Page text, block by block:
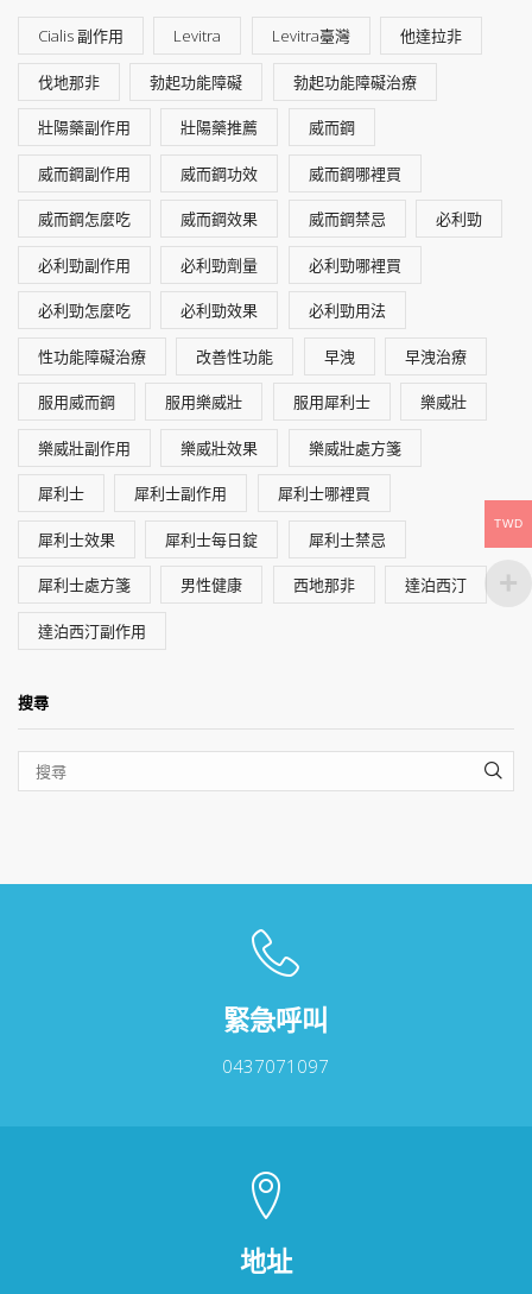
Cialis 副作用 Levitra Levitra臺灣 他達拉非
伐地那非 勃起功能障礙 勃起功能障礙治療
壯陽藥副作用 壯陽藥推薦 威而鋼
威而鋼副作用 威而鋼功效 威而鋼哪裡買
威而鋼怎麼吃 威而鋼效果 威而鋼禁忌 必利勁
必利勁副作用 必利勁劑量 必利勁哪裡買
必利勁怎麼吃 必利勁效果 必利勁用法
性功能障礙治療 改善性功能 早洩 早洩治療
服用威而鋼 服用樂威壯 服用犀利士 樂威壯
樂威壯副作用 樂威壯效果 樂威壯處方箋
犀利士 犀利士副作用 犀利士哪裡買
犀利士效果 犀利士每日錠 犀利士禁忌
犀利士處方箋 男性健康 西地那非 達泊西汀
達泊西汀副作用
搜尋
緊急呼叫
0437071097
地址
TWD